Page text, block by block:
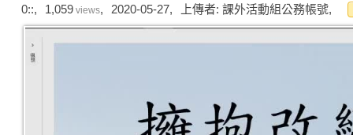
0::, 1,059 views, 2020-05-27, 上傳者: 課外活動組公務帳號,